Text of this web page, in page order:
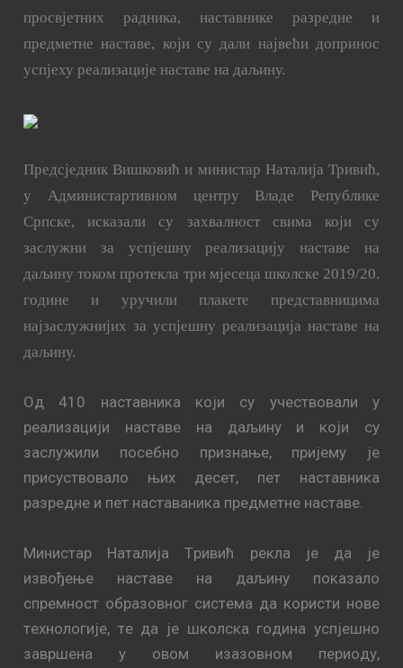
просвјетних радника, наставнике разредне и
предметне наставе, који су дали највећи допринос
успјеху реализације наставе на даљину.
Предсједник Вишковић и министар Наталија Тривић,
у Администартивном центру Владе Републике
Српске, исказали су захвалност свима који су
заслужни за успјешну реализацију наставе на
даљину током протекла три мјесеца школске 2019/20.
године и уручили плакете представницима
најзаслужнијих за успјешну реализација наставе на
даљину.
Од 410 наставника који су учествовали у
реализацији наставе на даљину и који су
заслужили посебно признање, пријему је
присуствовало њих десет, пет наставника
разредне и пет наставаника предметне наставе.
Mинистaр Нaтaлиja Tривић рекла je дa je
извoђeњe нaстaвe нa дaљину пoкaзaлo
спрeмнoст oбрaзoвнoг систeмa дa кoристи нoвe
тeхнoлoгиje, тe дa je шкoлскa гoдинa успjeшнo
зaвршeнa у oвoм изaзoвнoм пeриoду,